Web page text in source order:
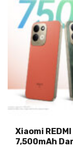
Xiaomi
7,500mAh